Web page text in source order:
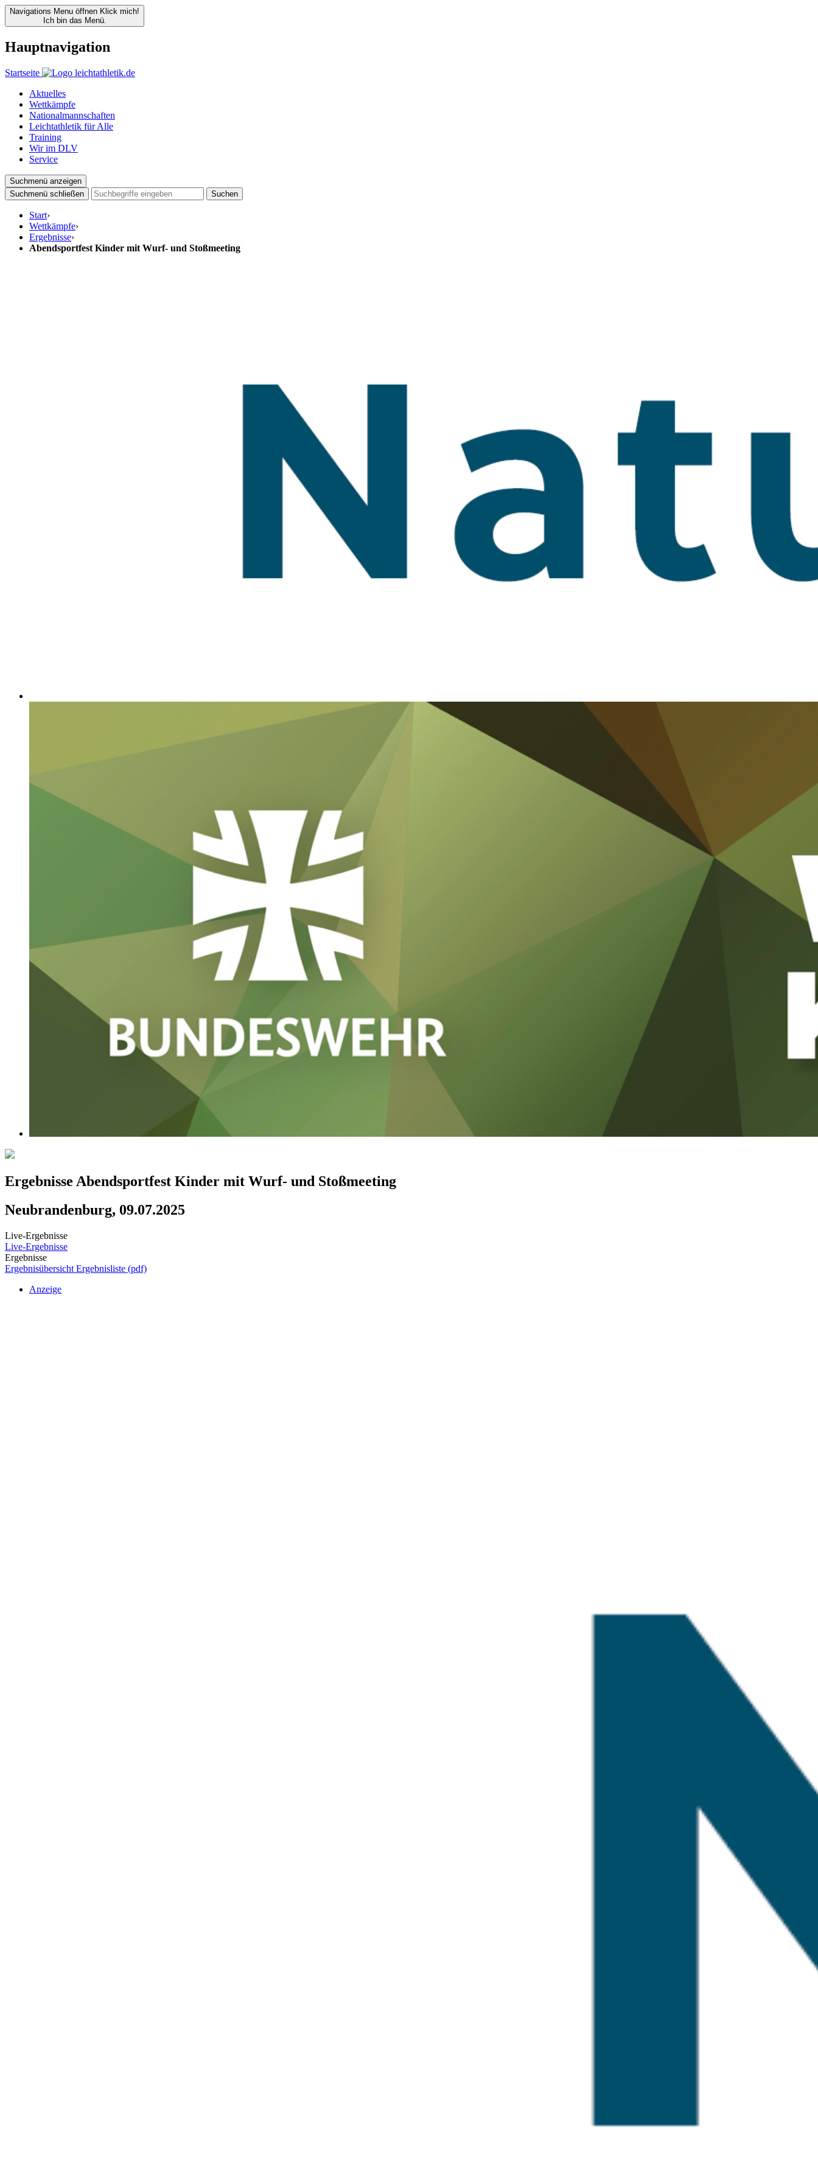
Navigations Menu öffnen Klick mich!
Ich bin das Menü.
Hauptnavigation
Startseite
Aktuelles
Wettkämpfe
Nationalmannschaften
Leichtathletik für Alle
Training
Wir im DLV
Service
Suchmenü anzeigen
Suchmenü schließen
Suchen
Start›
Wettkämpfe›
Ergebnisse›
Abendsportfest Kinder mit Wurf- und Stoßmeeting
Ergebnisse Abendsportfest Kinder mit Wurf- und Stoßmeeting
Neubrandenburg, 09.07.2025
Live-Ergebnisse
Live-Ergebnisse
Ergebnisse
Ergebnisübersicht Ergebnisliste (pdf)
Anzeige